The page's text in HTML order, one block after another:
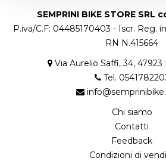
SEMPRINI BIKE STORE SRL
P.iva/C.F: 04485170403 - Iscr. Reg.
RN N.415664
Via Aurelio Saffi, 34,
Tel.
Chi siamo
Contatti
Feedback
Condizioni di